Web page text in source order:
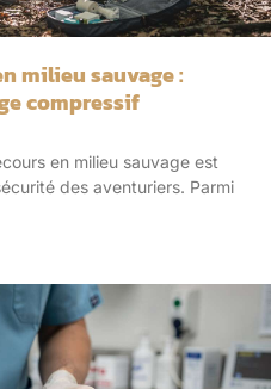
milieu sauvage :
compressif
en milieu sauvage est
des aventuriers. Parmi